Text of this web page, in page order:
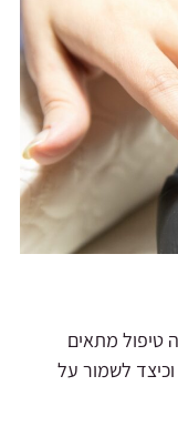
טיפול מתאים
וכיצד לשמור על